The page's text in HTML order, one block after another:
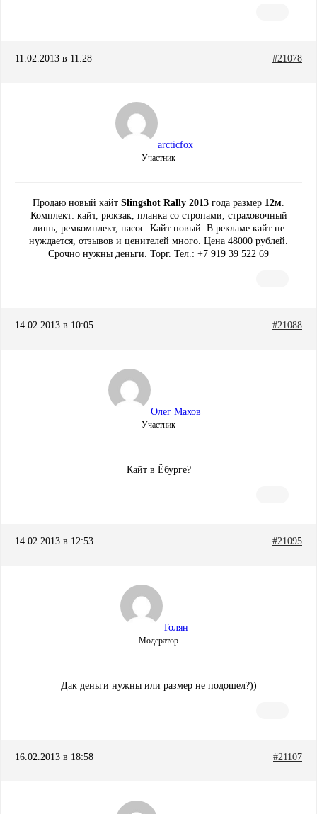
11.02.2013 в 11:28 #21078
arcticfox
Участник
Продаю новый кайт Slingshot Rally 2013 года размер 12м.
Комплект: кайт, рюкзак, планка со стропами, страховочный
лишь, ремкомплект, насос. Кайт новый. В рекламе кайт не
нуждается, отзывов и ценителей много. Цена 48000 рублей.
Срочно нужны деньги. Торг. Тел.: +7 919 39 522 69
14.02.2013 в 10:05 #21088
Олег Махов
Участник
Кайт в Ёбурге?
14.02.2013 в 12:53 #21095
Толян
Модератор
Дак деньги нужны или размер не подошел?))
16.02.2013 в 18:58 #21107